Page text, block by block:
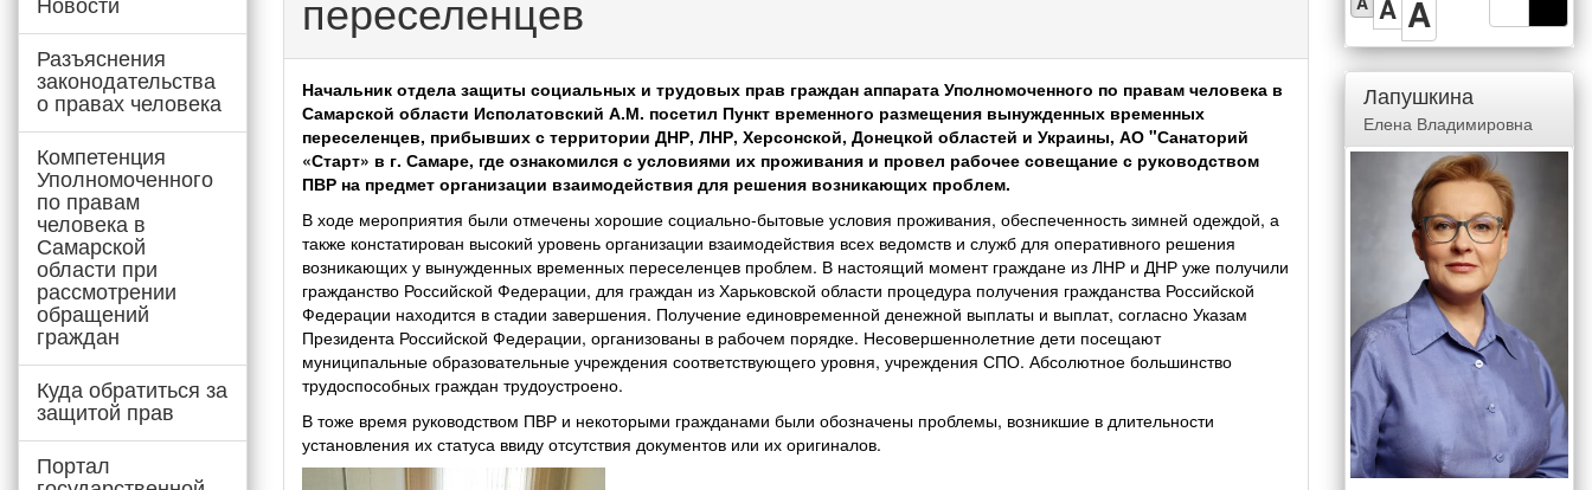
Разъяснения
законодательства
о правах человека
Компетенция
Уполномоченного
по правам
человека в
Самарской
области при
рассмотрении
обращений
граждан
Куда обратиться за
защитой прав
Портал
Начальник отдела защиты социальных и трудовых прав граждан аппарата Уполномоченного по правам человека в
Самарской области Исполатовский А.М. посетил Пункт временного размещения вынужденных временных
переселенцев, прибывших с территории ДНР, ЛНР, Херсонской, Донецкой областей и Украины, АО "Санаторий
«Старт» в г. Самаре, где ознакомился с условиями их проживания и провел рабочее совещание с руководством
ПВР на предмет организации взаимодействия для решения возникающих проблем.
В ходе мероприятия были отмечены хорошие социально-бытовые условия проживания, обеспеченность зимней одеждой, а
также констатирован высокий уровень организации взаимодействия всех ведомств и служб для оперативного решения
возникающих у вынужденных временных переселенцев проблем. В настоящий момент граждане из ЛНР и ДНР уже получили
гражданство Российской Федерации, для граждан из Харьковской области процедура получения гражданства Российской
Федерации находится в стадии завершения. Получение единовременной денежной выплаты и выплат, согласно Указам
Президента Российской Федерации, организованы в рабочем порядке. Несовершеннолетние дети посещают
муниципальные образовательные учреждения соответствующего уровня, учреждения СПО. Абсолютное большинство
трудоспособных граждан трудоустроено.
В тоже время руководством ПВР и некоторыми гражданами были обозначены проблемы, возникшие в длительности
установления их статуса ввиду отсутствия документов или их оригиналов.
A A
Лапушкина
Елена Владимировна